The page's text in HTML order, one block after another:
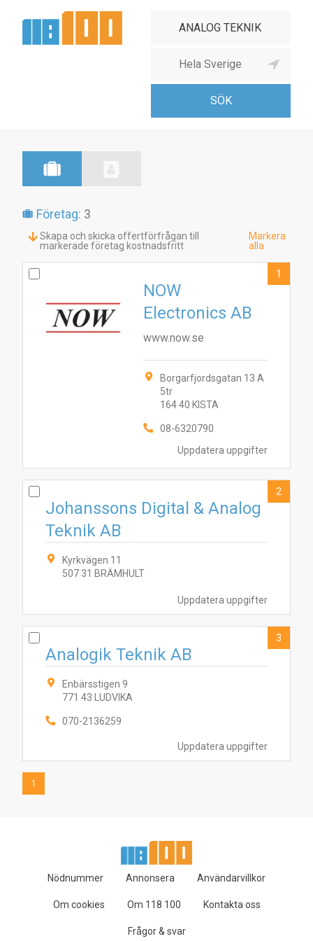
Företag: 3
Skapa och skicka offertförfrågan till
markerade företag kostnadsfritt
Markera
alla
Uppdatera uppgifter
NOW
Electronics AB
www.now.se
Borgarfjordsgatan 13 A
5tr
164 40 KISTA
08-6320790
1
Uppdatera uppgifter
Johanssons Digital & Analog
Teknik AB
Kyrkvägen 11
507 31 BRÄMHULT
2
Uppdatera uppgifter
Analogik Teknik AB
Enbärsstigen 9
771 43 LUDVIKA
070-2136259
3
1
2
Nödnummer Annonsera Användarvillkor
Om cookies Om 118 100 Kontakta oss
Frågor & svar